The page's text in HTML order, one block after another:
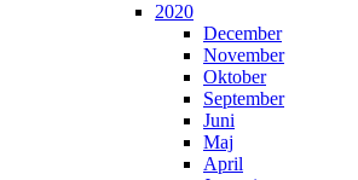
2020
December
November
Oktober
September
Juni
Maj
April